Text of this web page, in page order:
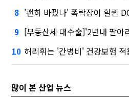
8 '괜히 바꿨나' 폭락장이 할퀸 DC
9 [부동산세 대수술]'2년내 팔
10 허리휘는 '간병비' 건강보험
많이 본 산업 뉴스